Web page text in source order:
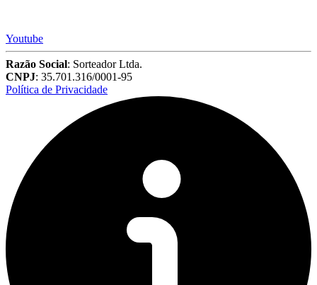
Youtube
Razão Social: Sorteador Ltda.
CNPJ: 35.701.316/0001-95
Política de Privacidade